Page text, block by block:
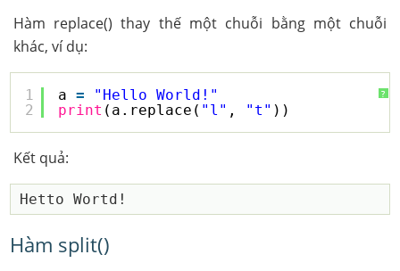
Hàm replace() thay thế một chuỗi bằng một chuỗi
khác, ví dụ:
?
1
2
a =
"Hello World!"
print (a.replace( "l" , "t" ))
Kết quả:
Hàm split()